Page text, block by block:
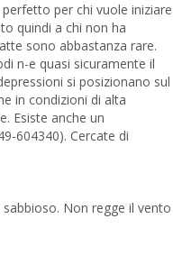
per chi vuole iniziare
quindi a chi non ha
sono abbastanza rare.
n-e quasi sicuramente il
si posizionano sul
in condizioni di alta
Esiste anche un
604340). Cercate di
Non regge il vento